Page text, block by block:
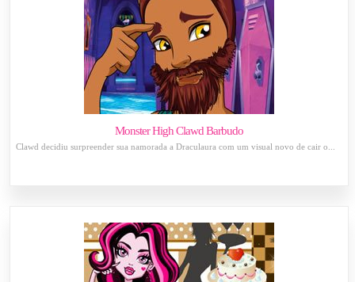
Monster High Clawd Barbudo
Clawd decidiu surpreender sua namorada a Draculaura com um visual novo de cair o...